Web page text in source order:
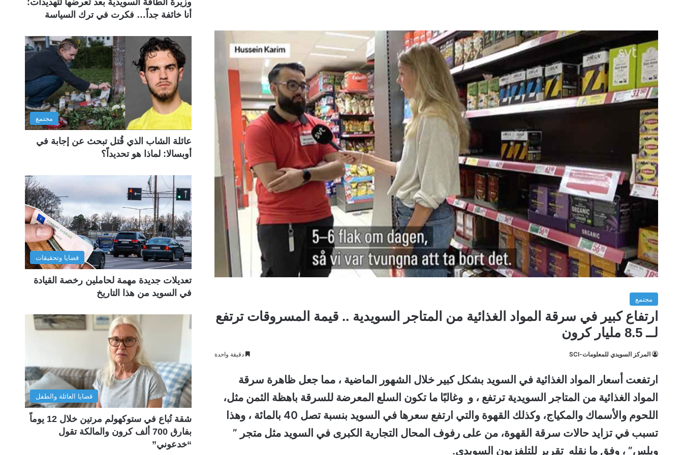
مجتمع
ارتفاع كبير في سرقة المواد الغذائية من المتاجر السويدية .. قيمة المسروقات ترتفع
لــ 8.5 مليار كرون
المركز السويدي للمعلومات-SCI دقيقة واحدة
ارتفعت أسعار المواد الغذائية في السويد بشكل كبير خلال الشهور الماضية ، مما جعل ظاهرة سرقة
المواد الغذائية من المتاجر السويدية ترتفع ، و وغالبًا ما تكون السلع المعرضة للسرقة باهظة الثمن مثل،
اللحوم والأسماك والمكياج، وكذلك القهوة والتي ارتفع سعرها في السويد بنسبة تصل 40 بالمائة ، وهذا
تسبب في تزايد حالات سرقة القهوة، من على رفوف المحال التجارية الكبرى في السويد مثل متجر ”
ويلس” ، وفق ما نقله تقرير للتلفزيون السويدي.
وزيرة الطاقة السويدية بعد تعرضها لتهديدات:
أنا خائفة جداً… فكرت في ترك السياسة
مجتمع
عائلة الشاب الذي قُتل تبحث عن إجابة في
أوبسالا: لماذا هو تحديداً؟
قضايا وتحقيقات
تعديلات جديدة مهمة لحاملين رخصة القيادة
في السويد من هذا التاريخ
قضايا العائلة والطفل
شقة تُباع في ستوكهولم مرتين خلال 12 يوماً
بفارق 700 ألف كرون والمالكة تقول
“خدعوني”